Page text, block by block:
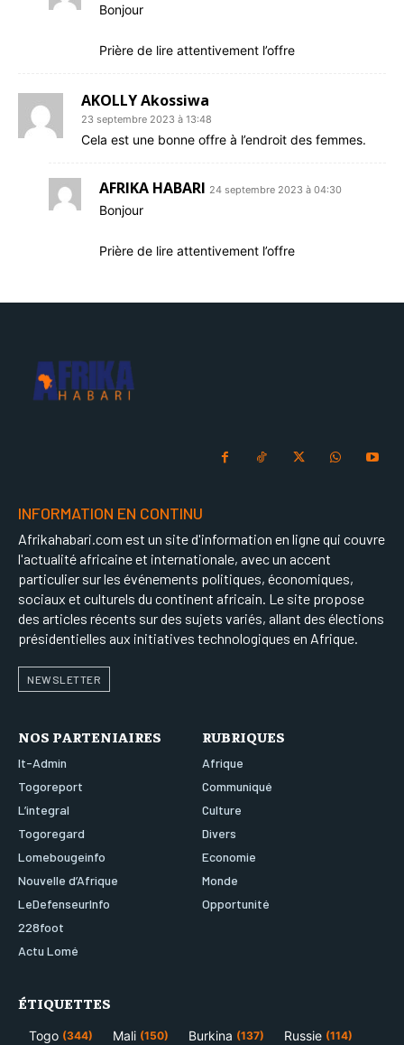
Bonjour
Prière de lire attentivement l’offre
AKOLLY Akossiwa
23 septembre 2023 à 13:48
Cela est une bonne offre à l’endroit des femmes.
AFRIKA HABARI 24 septembre 2023 à 04:30
Bonjour
Prière de lire attentivement l’offre
INFORMATION EN CONTINU
Afrikahabari.com est un site d'information en ligne qui couvre
l'actualité africaine et internationale, avec un accent
particulier sur les événements politiques, économiques,
sociaux et culturels du continent africain. Le site propose
des articles récents sur des sujets variés, allant des élections
présidentielles aux initiatives technologiques en Afrique.
NEWSLETTER
NOS PARTENIAIRES
It-Admin
Togoreport
L’integral
Togoregard
Lomebougeinfo
Nouvelle d’Afrique
LeDefenseurInfo
228foot
Actu Lomé
RUBRIQUES
Afrique
Communiqué
Culture
Divers
Economie
Monde
Opportunité
ÉTIQUETTES
Togo (344) Mali (150) Burkina (137) Russie (114)